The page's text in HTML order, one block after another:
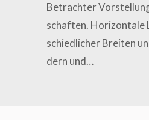
Betrach­ter
schaf­ten. Hori­zon­ta­le
schied­li­cher Brei­ten
dern und…